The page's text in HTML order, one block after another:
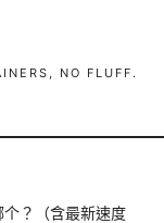
NO FLUFF.
？（含最新速度